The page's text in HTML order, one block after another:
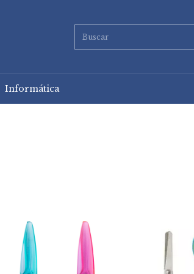
Informática